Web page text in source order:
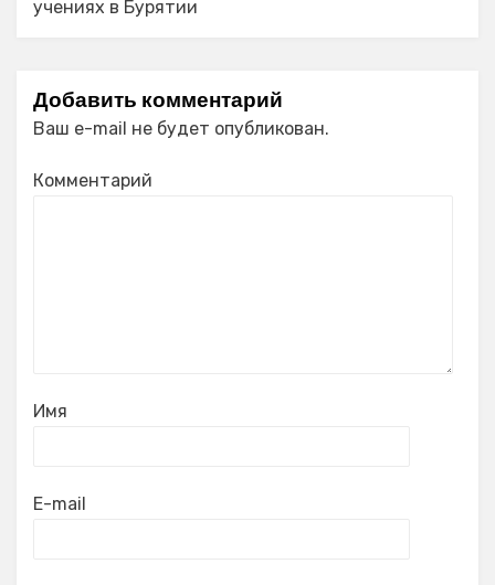
учениях в Бурятии
Добавить комментарий
Ваш e-mail не будет опубликован.
Комментарий
Имя
E-mail